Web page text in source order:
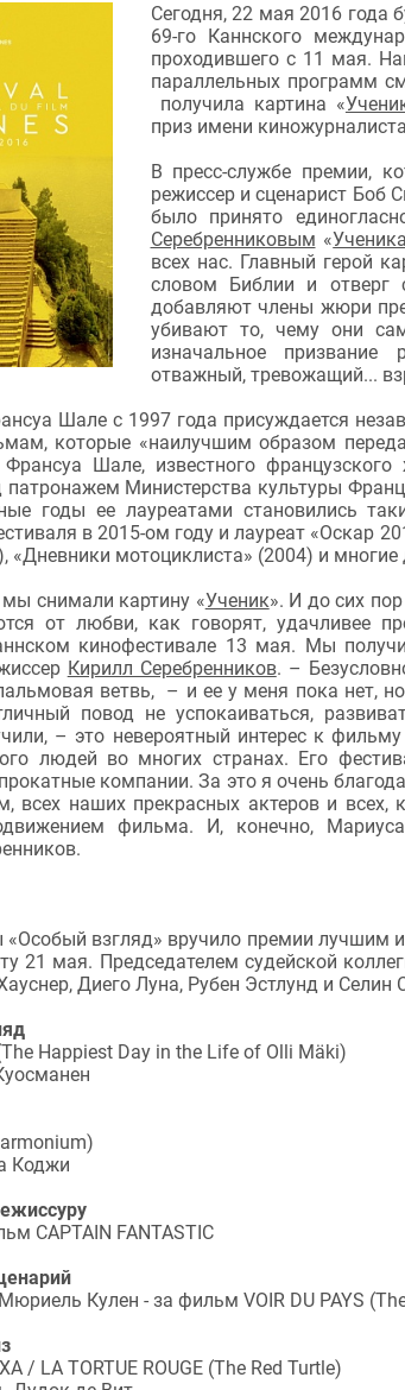
Сегодня, 22 мая 2016 года
69-го Каннского
проходившего с 11 мая.
параллельных программ
получила картина «
приз имени
В пресс-службе премии,
режиссер и сценарист Боб
было принято
Серебренниковым «Ученика
всех нас. Главный герой
словом Библии и отверг
добавляют члены жюри
убивают то, чему они
изначальное
отважный, тревожащий...
Шале с 1997 года присуждается
которые «наилучшим образом
Шале, известного французского
патронажем Министерства культуры
годы ее лауреатами становились
в 2015-ом году и лауреат «Оскар
«Дневники мотоциклиста» (2004) и многие
снимали картину «Ученик». И до сих
от любви, как говорят, удачливее
кинофестивале 13 мая. Мы
Кирилл Серебренников. –
ветвь, – и ее у меня пока нет, но
повод не успокаиваться,
– это невероятный интерес к
людей во многих странах. Его
компании. За это я очень
всех наших прекрасных актеров и всех,
фильма. И, конечно,
взгляд» вручило премии лучшим
21 мая. Председателем судейской
Диего Луна, Рубен Эстлунд и Селин
Happiest Day in the Life of Olli Mäki)
Коджи
CAPTAIN FANTASTIC
Кулен - за фильм VOIR DU PAYS
/ LA TORTUE ROUGE (The Red Turtle)